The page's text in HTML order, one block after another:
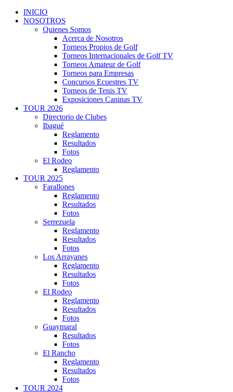
INICIO
NOSOTROS
Quienes Somos
Acerca de Nosotros
Torneos Propios de Golf
Torneos Internacionales de Golf TV
Torneos Amateur de Golf
Torneos para Empresas
Concursos Ecuestres TV
Torneos de Tenis TV
Exposiciones Caninas TV
TOUR 2026
Directorio de Clubes
Ibagué
Reglamento
Resultados
Fotos
El Rodeo
Reglamento
TOUR 2025
Farallones
Reglamento
Resultados
Fotos
Serrezuela
Reglamento
Resultados
Fotos
Los Arrayanes
Reglamento
Resultados
Fotos
El Rodeo
Reglamento
Resultados
Fotos
Guaymaral
Resultados
Fotos
El Rancho
Reglamento
Resultados
Fotos
TOUR 2024